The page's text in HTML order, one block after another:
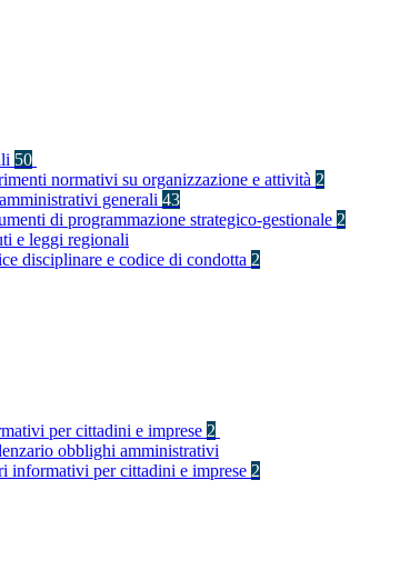
50
normativi su organizzazione e attività 2
generali 43
di programmazione strategico-gestionale 2
e leggi regionali
disciplinare e codice di condotta 2
per cittadini e imprese 2
obblighi amministrativi
informativi per cittadini e imprese 2